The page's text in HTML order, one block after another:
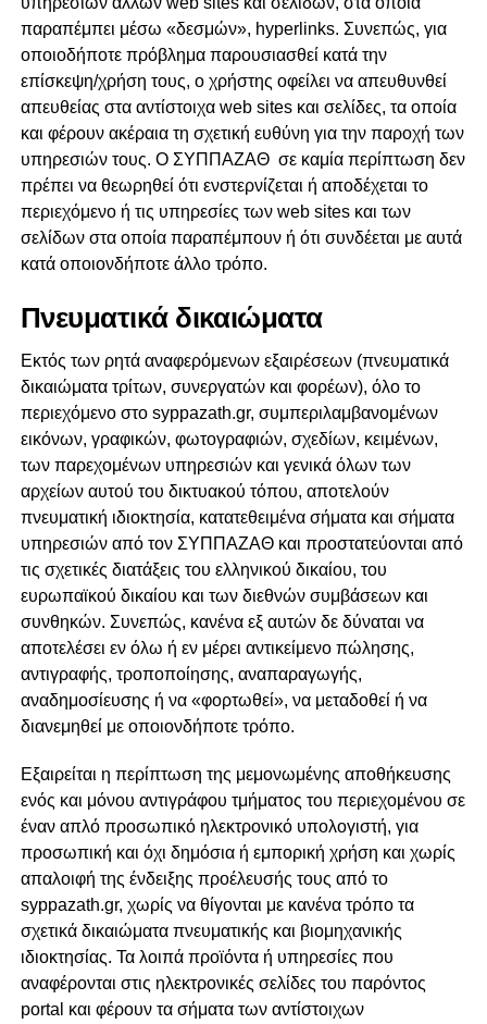
παραπέμπει μέσω «δεσμών», hyperlinks. Συνεπώς, για
οποιοδήποτε πρόβλημα παρουσιασθεί κατά την
επίσκεψη/χρήση τους, ο χρήστης οφείλει να απευθυνθεί
απευθείας στα αντίστοιχα web sites και σελίδες, τα οποία
και φέρουν ακέραια τη σχετική ευθύνη για την παροχή των
υπηρεσιών τους. Ο ΣΥΠΠΑΖΑΘ σε καμία περίπτωση δεν
πρέπει να θεωρηθεί ότι ενστερνίζεται ή αποδέχεται το
περιεχόμενο ή τις υπηρεσίες των web sites και των
σελίδων στα οποία παραπέμπουν ή ότι συνδέεται με αυτά
κατά οποιονδήποτε άλλο τρόπο.
Πνευματικά δικαιώματα
Εκτός των ρητά αναφερόμενων εξαιρέσεων (πνευματικά
δικαιώματα τρίτων, συνεργατών και φορέων), όλο το
περιεχόμενο στο syppazath.gr, συμπεριλαμβανομένων
εικόνων, γραφικών, φωτογραφιών, σχεδίων, κειμένων,
των παρεχομένων υπηρεσιών και γενικά όλων των
αρχείων αυτού του δικτυακού τόπου, αποτελούν
πνευματική ιδιοκτησία, κατατεθειμένα σήματα και σήματα
υπηρεσιών από τον ΣΥΠΠΑΖΑΘ και προστατεύονται από
τις σχετικές διατάξεις του ελληνικού δικαίου, του
ευρωπαϊκού δικαίου και των διεθνών συμβάσεων και
συνθηκών. Συνεπώς, κανένα εξ αυτών δε δύναται να
αποτελέσει εν όλω ή εν μέρει αντικείμενο πώλησης,
αντιγραφής, τροποποίησης, αναπαραγωγής,
αναδημοσίευσης ή να «φορτωθεί», να μεταδοθεί ή να
διανεμηθεί με οποιονδήποτε τρόπο.
Εξαιρείται η περίπτωση της μεμονωμένης αποθήκευσης
ενός και μόνου αντιγράφου τμήματος του περιεχομένου σε
έναν απλό προσωπικό ηλεκτρονικό υπολογιστή, για
προσωπική και όχι δημόσια ή εμπορική χρήση και χωρίς
απαλοιφή της ένδειξης προέλευσής τους από το
syppazath.gr, χωρίς να θίγονται με κανένα τρόπο τα
σχετικά δικαιώματα πνευματικής και βιομηχανικής
ιδιοκτησίας. Τα λοιπά προϊόντα ή υπηρεσίες που
αναφέρονται στις ηλεκτρονικές σελίδες του παρόντος
portal και φέρουν τα σήματα των αντίστοιχων